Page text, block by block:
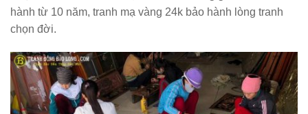
hành từ 10 năm, tranh mạ vàng 24k bảo hành lòng tranh
chọn đời.